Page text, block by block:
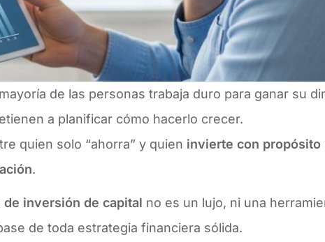
de las personas trabaja duro para ganar su
a planificar cómo hacerlo crecer.
quien solo “ahorra” y quien invierte con propósito
.
de inversión de capital no es un lujo, ni una
de toda estrategia financiera sólida.